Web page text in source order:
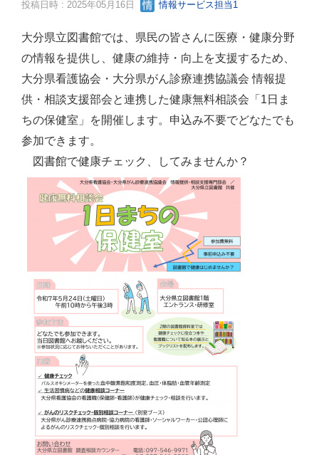
投稿日時 : 2025年05月16日 情報サービス担当1
大分県立図書館では、県民の皆さんに医療・健康分野
の情報を提供し、健康の維持・向上を支援するため、
大分県看護協会・大分県がん診療連携協議会 情報提
供・相談支援部会と連携した健康無料相談会「1日ま
ちの保健室」を開催します。申込み不要でどなたでも
参加できます。
図書館で健康チェック、してみませんか？